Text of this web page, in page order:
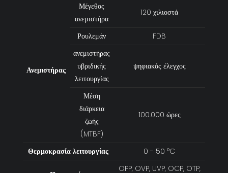
Ανεμιστήρας
Μέγεθος
ανεμιστήρα
120 χιλιοστά
Ρουλεμάν
FDB
ανεμιστήρας
υβριδικής
λειτουργίας
ψηφιακός έλεγχος
Μέση
διάρκεια
ζωής
(MTBF)
100.000 ώρες
Θερμοκρασία λειτουργίας 0 - 50 °C
OPP, OVP, UVP, OCP, OTP,